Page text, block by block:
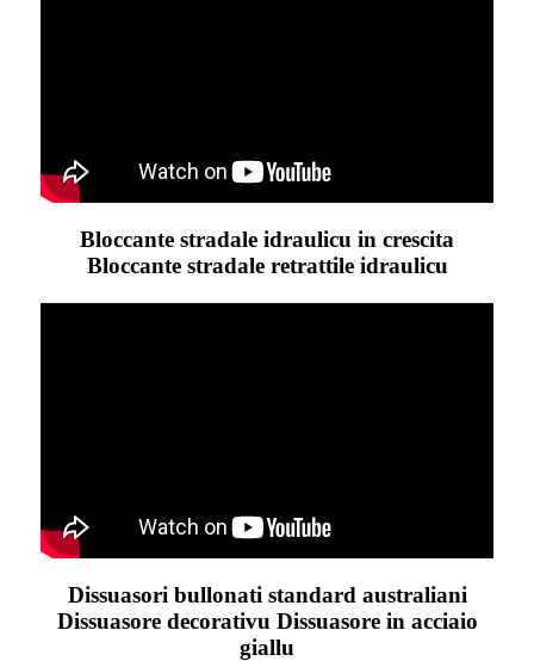
Bloccante stradale idraulicu in crescita
Bloccante stradale retrattile idraulicu
Dissuasori bullonati standard australiani
Dissuasore decorativu Dissuasore in acciaio
giallu